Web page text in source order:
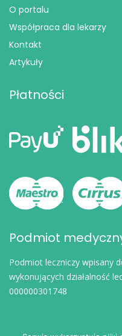
O portalu
Współpraca dla lekarzy
Kontakt
Artykuły
Płatności
Podmiot
Podmiot leczniczy wpisany
wykonujących działalność
000000301748